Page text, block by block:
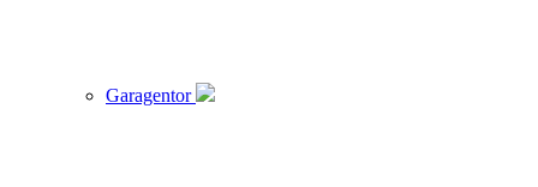
Garagentor